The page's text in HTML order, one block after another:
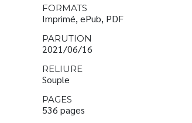
FORMATS
Imprimé, ePub, PDF
PARUTION
2021/06/16
RELIURE
Souple
PAGES
536 pages